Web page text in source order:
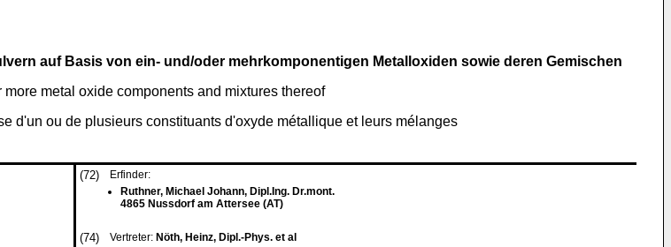
auf Basis von ein- und/oder mehrkomponentigen Metalloxiden sowie deren Gemischen
metal oxide components and mixtures thereof
d'un ou de plusieurs constituants d'oxyde métallique et leurs mélanges
(72)
Erfinder:
Ruthner, Michael Johann, Dipl.Ing. Dr.mont.
4865 Nussdorf am Attersee (AT)
(74) Vertreter: Nöth, Heinz, Dipl.-Phys. et al